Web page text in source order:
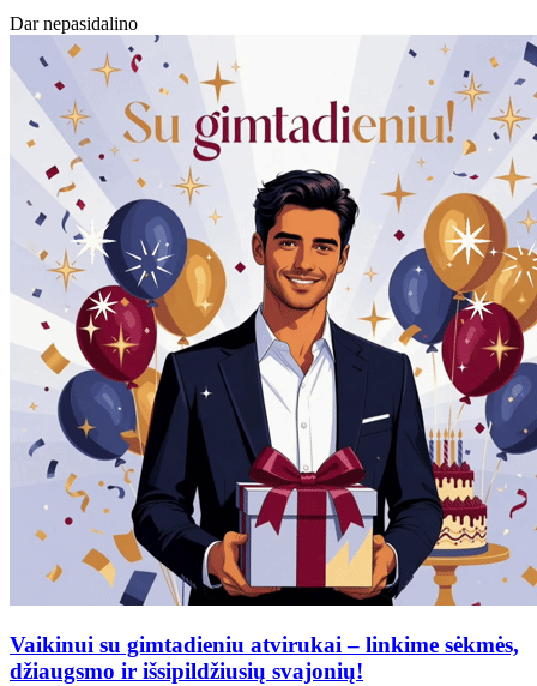
Dar nepasidalino
Vaikinui su gimtadieniu atvirukai – linkime sėkmės,
džiaugsmo ir išsipildžiusių svajonių!